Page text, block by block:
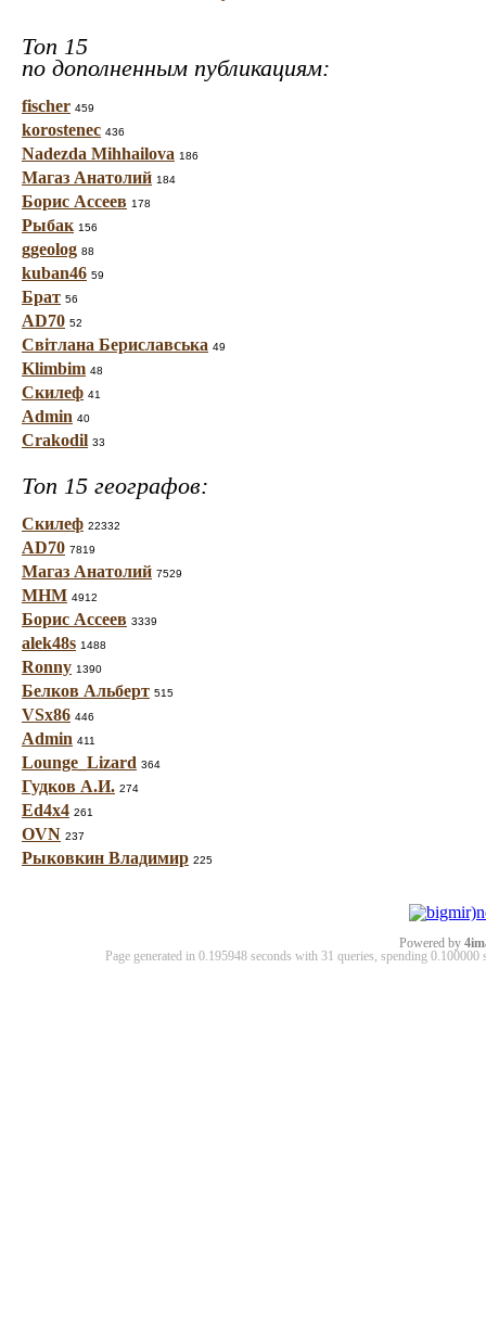
Топ 15
по дополненным публикациям:
fischer 459
korostenec 436
Nadezda Mihhailova 186
Магаз Анатолий 184
Борис Ассеев 178
Рыбак 156
ggeolog 88
kuban46 59
Брат 56
AD70 52
Світлана Бериславська 49
Klimbim 48
Скилеф 41
Admin 40
Crakodil 33
Топ 15 географов:
Скилеф 22332
AD70 7819
Магаз Анатолий 7529
МНМ 4912
Борис Ассеев 3339
alek48s 1488
Ronny 1390
Белков Альберт 515
VSx86 446
Admin 411
Lounge_Lizard 364
Гудков А.И. 274
Ed4x4 261
OVN 237
Рыковкин Владимир 225
Powered by
Page generated in 0.195948 seconds with 31 queries, spending